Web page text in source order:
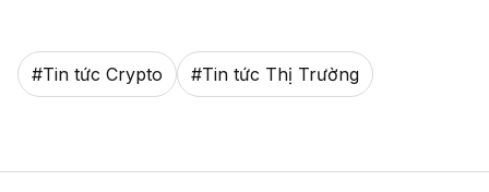
#Tin tức Crypto #Tin tức Thị Trường